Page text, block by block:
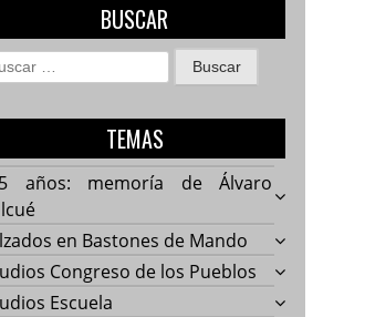
BUSCAR
TEMAS
años: memoría de Álvaro
en Bastones de Mando
Congreso de los Pueblos
Escuela